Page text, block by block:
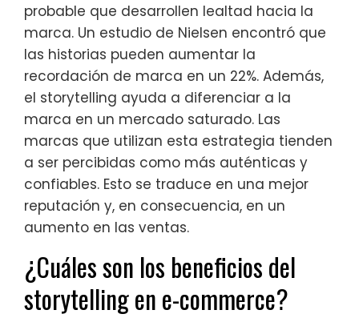
probable que desarrollen lealtad hacia la
marca. Un estudio de Nielsen encontró que
las historias pueden aumentar la
recordación de marca en un 22%. Además,
el storytelling ayuda a diferenciar a la
marca en un mercado saturado. Las
marcas que utilizan esta estrategia tienden
a ser percibidas como más auténticas y
confiables. Esto se traduce en una mejor
reputación y, en consecuencia, en un
aumento en las ventas.
¿Cuáles son los beneficios del
storytelling en e-commerce?